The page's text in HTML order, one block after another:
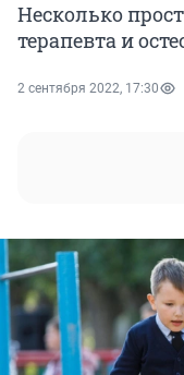
Несколько
терапевта и
2 сентября 2022, 17:30